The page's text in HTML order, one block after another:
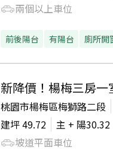
兩個以上車位
前後陽台 有陽台 廁所開
新降價！楊梅三房一
桃園市楊梅區梅獅路二段
建坪49.72 主 + 陽30.32
坡道平面車位